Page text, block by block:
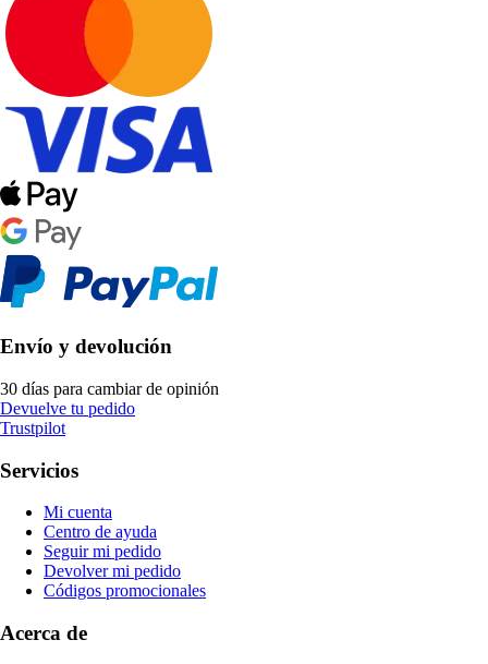
Envío y devolución
30 días para cambiar de opinión
Devuelve tu pedido
Trustpilot
Servicios
Mi cuenta
Centro de ayuda
Seguir mi pedido
Devolver mi pedido
Códigos promocionales
Acerca de